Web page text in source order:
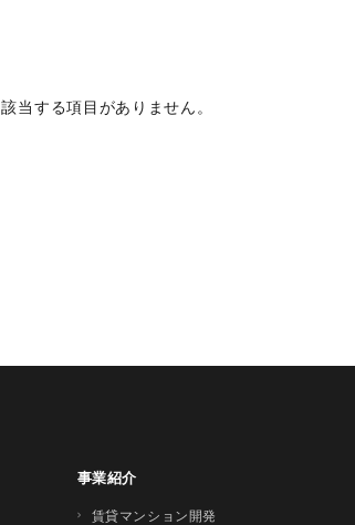
該当する項目がありません。
事業紹介
賃貸マンション開発